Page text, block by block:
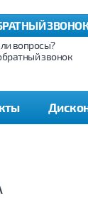
вопросы?
звонок